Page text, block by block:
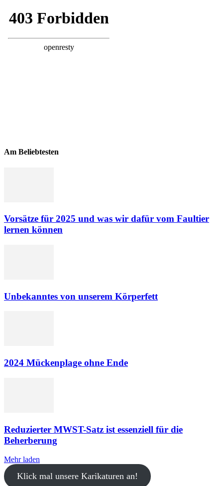
Am Beliebtesten
Vorsätze für 2025 und was wir dafür vom Faultier
lernen können
Unbekanntes von unserem Körperfett
2024 Mückenplage ohne Ende
Reduzierter MWST-Satz ist essenziell für die
Beherberung
Mehr laden
Klick mal unsere Karikaturen an!